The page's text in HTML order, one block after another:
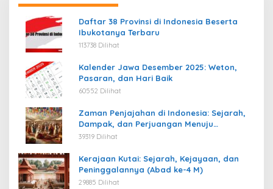
Daftar 38 Provinsi di Indonesia Beserta
Ibukotanya Terbaru
113738 Dilihat
Kalender Jawa Desember 2025: Weton,
Pasaran, dan Hari Baik
60552 Dilihat
Zaman Penjajahan di Indonesia: Sejarah,
Dampak, dan Perjuangan Menuju
Kemerdekaan
39319 Dilihat
Kerajaan Kutai: Sejarah, Kejayaan, dan
Peninggalannya (Abad ke-4 M)
29885 Dilihat